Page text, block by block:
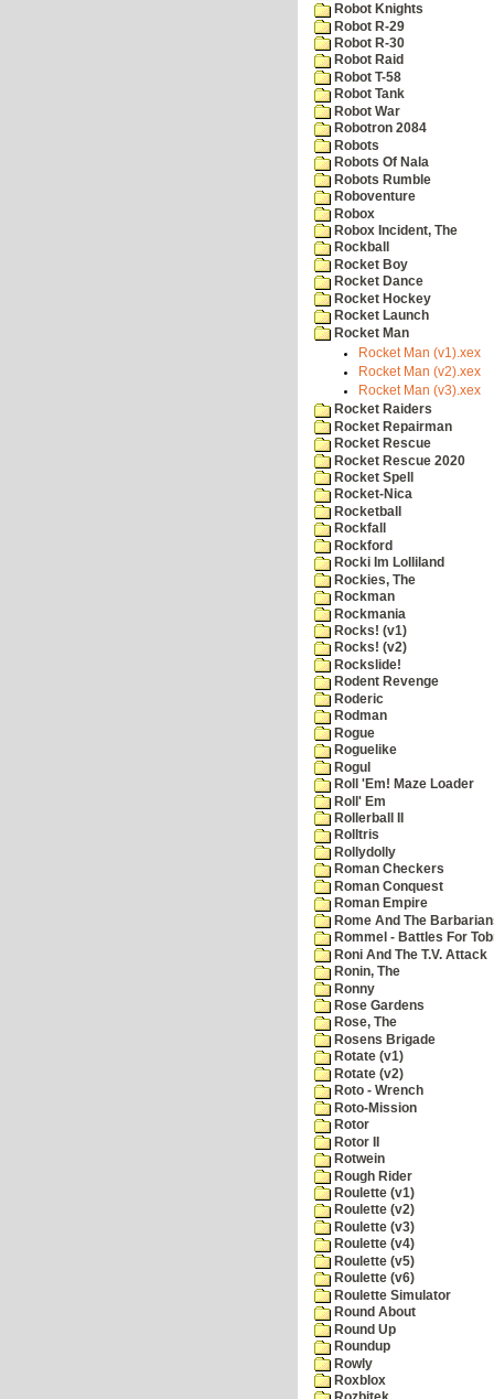
Robot Knights
Robot R-29
Robot R-30
Robot Raid
Robot T-58
Robot Tank
Robot War
Robotron 2084
Robots
Robots Of Nala
Robots Rumble
Roboventure
Robox
Robox Incident, The
Rockball
Rocket Boy
Rocket Dance
Rocket Hockey
Rocket Launch
Rocket Man
Rocket Man (v1).xex
Rocket Man (v2).xex
Rocket Man (v3).xex
Rocket Raiders
Rocket Repairman
Rocket Rescue
Rocket Rescue 2020
Rocket Spell
Rocket-Nica
Rocketball
Rockfall
Rockford
Rocki Im Lolliland
Rockies, The
Rockman
Rockmania
Rocks! (v1)
Rocks! (v2)
Rockslide!
Rodent Revenge
Roderic
Rodman
Rogue
Roguelike
Rogul
Roll 'Em! Maze Loader
Roll' Em
Rollerball II
Rolltris
Rollydolly
Roman Checkers
Roman Conquest
Roman Empire
Rome And The
Rommel - Battles For
Roni And The T.V. Attack
Ronin, The
Ronny
Rose Gardens
Rose, The
Rosens Brigade
Rotate (v1)
Rotate (v2)
Roto - Wrench
Roto-Mission
Rotor
Rotor II
Rotwein
Rough Rider
Roulette (v1)
Roulette (v2)
Roulette (v3)
Roulette (v4)
Roulette (v5)
Roulette (v6)
Roulette Simulator
Round About
Round Up
Roundup
Rowly
Roxblox